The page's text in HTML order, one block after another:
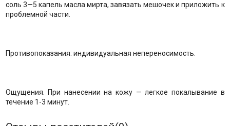
соль 3—5 капель масла мирта, завязать мешочек и приложить к
проблемной части.
Противопоказания: индивидуальная непереносимость.
Ощущения. При нанесении на кожу — легкое покалывание в
течение 1-3 минут.